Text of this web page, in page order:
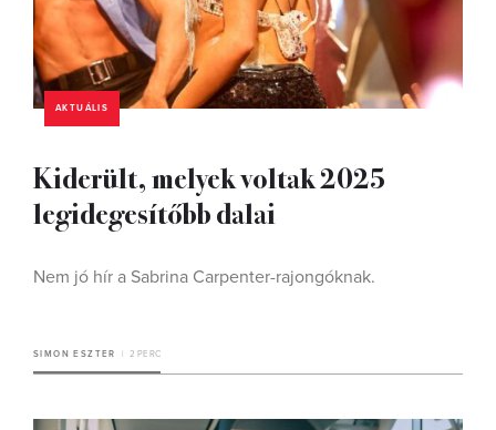
AKTUÁLIS
Kiderült, melyek voltak 2025
legidegesítőbb dalai
Nem jó hír a Sabrina Carpenter-rajongóknak.
SIMON ESZTER 2 PERC